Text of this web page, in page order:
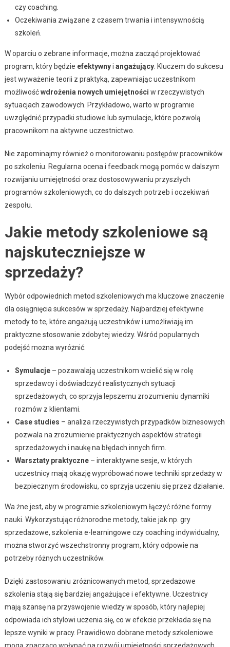
czy coaching.
Oczekiwania związane z czasem trwania i intensywnością
szkoleń.
W oparciu o zebrane informacje, można zacząć projektować
program, który będzie efektywnyi angażujący. Kluczem do sukcesu
jest wyważenie teorii z praktyką, zapewniając uczestnikom
możliwośćwdrożenia nowych umiejętności w rzeczywistych
sytuacjach zawodowych. Przykładowo, warto w programie
uwzględnić przypadki studiowe lub symulacje, które pozwolą
pracownikom na aktywne uczestnictwo.
Nie zapominajmy również o monitorowaniu postępów pracowników
po szkoleniu. Regularna ocena i feedback mogą pomóc w dalszym
rozwijaniu umiejętności oraz dostosowywaniu przyszłych
programów szkoleniowych, co do dalszych potrzeb i oczekiwań
zespołu.
Jakie metody szkoleniowe są
najskuteczniejsze w
sprzedaży?
Wybór odpowiednich metod szkoleniowych ma kluczowe znaczenie
dla osiągnięcia sukcesów w sprzedaży. Najbardziej efektywne
metody to te, które angażują uczestników i umożliwiają im
praktyczne stosowanie zdobytej wiedzy. Wśród popularnych
podejść można wyróżnić:
Symulacje– pozawalają uczestnikom wcielić się w rolę
sprzedawcy i doświadczyć realistycznych sytuacji
sprzedażowych, co sprzyja lepszemu zrozumieniu dynamiki
rozmów z klientami.
Case studies – analiza rzeczywistych przypadków biznesowych
pozwala na zrozumienie praktycznych aspektów strategii
sprzedażowych i naukę na błędach innych firm.
Warsztaty praktyczne– interaktywne sesje, w których
uczestnicy mają okazję wypróbować nowe techniki sprzedaży w
bezpiecznym środowisku, co sprzyja uczeniu się przez działanie.
Wa żne jest, aby w programie szkoleniowym łączyć różne formy
nauki. Wykorzystując różnorodne metody, takie jak np. gry
sprzedażowe, szkolenia e-learningowe czy coaching indywidualny,
można stworzyć wszechstronny program, który odpowie na
potrzeby różnych uczestników.
Dzięki zastosowaniu zróżnicowanych metod, sprzedażowe
szkolenia stają się bardziej angażujące i efektywne. Uczestnicy
mają szansę na przyswojenie wiedzy w sposób, który najlepiej
odpowiada ich stylowi uczenia się, co w efekcie przekłada się na
lepsze wyniki w pracy. Prawidłowo dobrane metody szkoleniowe
mogą znacząco wpłynąć na rozwój umiejętności sprzedażowych